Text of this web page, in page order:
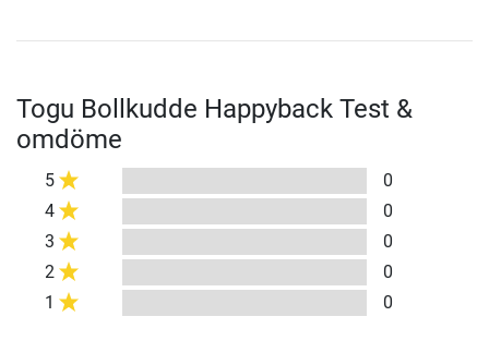
Togu Bollkudde Happyback Test &
omdöme
5
0
4
0
3
0
2
0
1
0